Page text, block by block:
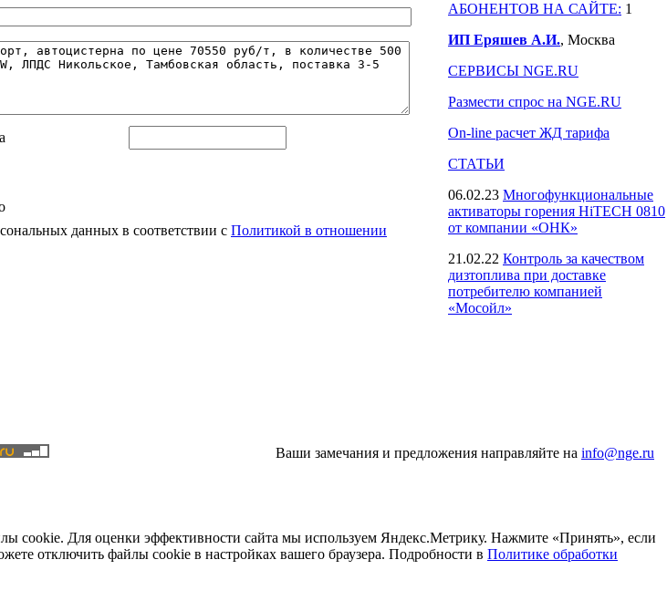
данных в соответствии с Политикой в отношении
АБОНЕНТОВ НА САЙТЕ: 1
ИП Еряшев А.И., Москва
СЕРВИСЫ NGE.RU
Размести спрос на NGE.RU
On-line расчет ЖД тарифа
СТАТЬИ
06.02.23 Многофункциональные
активаторы горения HiTECH 0810
от компании «ОНК»
21.02.22 Контроль за качеством
дизтоплива при доставке
потребителю компанией
«Мосойл»
Ваши замечания и предложения направляйте на info@nge.ru
cookie. Для оценки эффективности сайта мы используем Яндекс.Метрику. Нажмите «Принять», если
отключить файлы cookie в настройках вашего браузера. Подробности в Политике обработки